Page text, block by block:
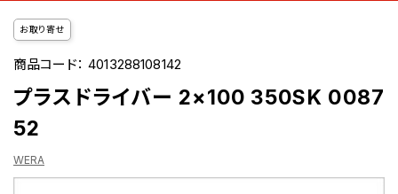
お取り寄せ
商品コード：4013288108142
プラスドライバー 2×100 350SK 0087
52
WERA